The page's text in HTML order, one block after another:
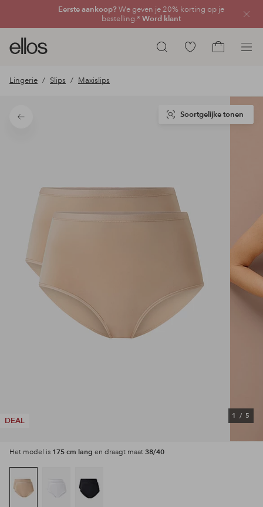
Eerste aankoop?We geven je 20% korting op je
bestelling.* Word klant
Zoeken
Ellos
logo
ga
de
Ga
Lingerie Slips Maxislips
Terug
DEAL
1 / 5
Soortgelijke tonen
Het model is 175 cm lang en draagt maat 38/40